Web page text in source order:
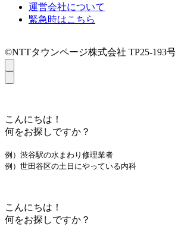
運営会社について
緊急時はこちら
©NTTタウンページ株式会社 TP25-193号
こんにちは！
何をお探しですか？
例）渋谷駅の水まわり修理業者
例）世田谷区の土日にやっている内科
こんにちは！
何をお探しですか？